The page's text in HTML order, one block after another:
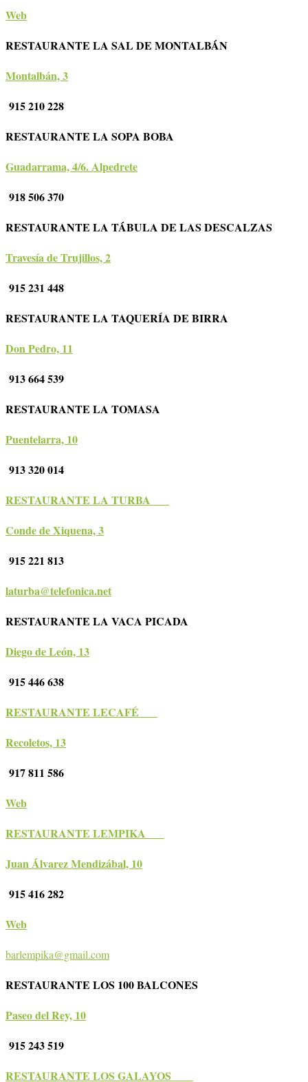
Web
RESTAURANTE LA SAL DE MONTALBÁN
Montalbán, 3
915 210 228
RESTAURANTE LA SOPA BOBA
Guadarrama, 4/6. Alpedrete
918 506 370
RESTAURANTE LA TÁBULA DE LAS DESCALZAS
Travesía de Trujillos, 2
915 231 448
RESTAURANTE LA TAQUERÍA DE BIRRA
Don Pedro, 11
913 664 539
RESTAURANTE LA TOMASA
Puentelarra, 10
913 320 014
RESTAURANTE LA TURBA
Conde de Xiquena, 3
915 221 813
laturba@telefonica.net
RESTAURANTE LA VACA PICADA
Diego de León, 13
915 446 638
RESTAURANTE LECAFÉ
Recoletos, 13
917 811 586
Web
RESTAURANTE LEMPIKA
Juan Álvarez Mendizábal, 10
915 416 282
Web
barlempika@gmail.com
RESTAURANTE LOS 100 BALCONES
Paseo del Rey, 10
915 243 519
RESTAURANTE LOS GALAYOS